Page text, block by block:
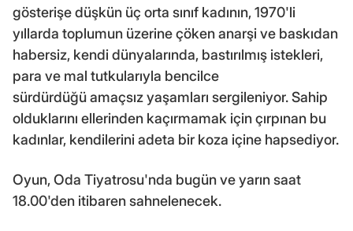
gösterişe düşkün üç orta sınıf kadının, 1970'li
yıllarda toplumun üzerine çöken anarşi ve baskıdan
habersiz, kendi dünyalarında, bastırılmış istekleri,
para ve mal tutkularıyla bencilce
sürdürdüğü amaçsız yaşamları sergileniyor. Sahip
olduklarını ellerinden kaçırmamak için çırpınan bu
kadınlar, kendilerini adeta bir koza içine hapsediyor.
Oyun, Oda Tiyatrosu'nda bugün ve yarın saat
18.00'den itibaren sahnelenecek.